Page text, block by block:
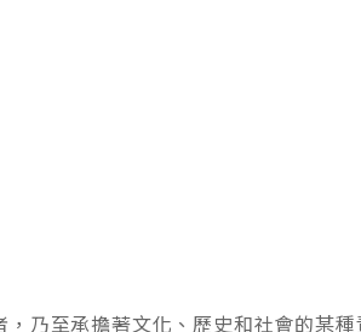
乃至承擔著文化、歷史和社會的某種